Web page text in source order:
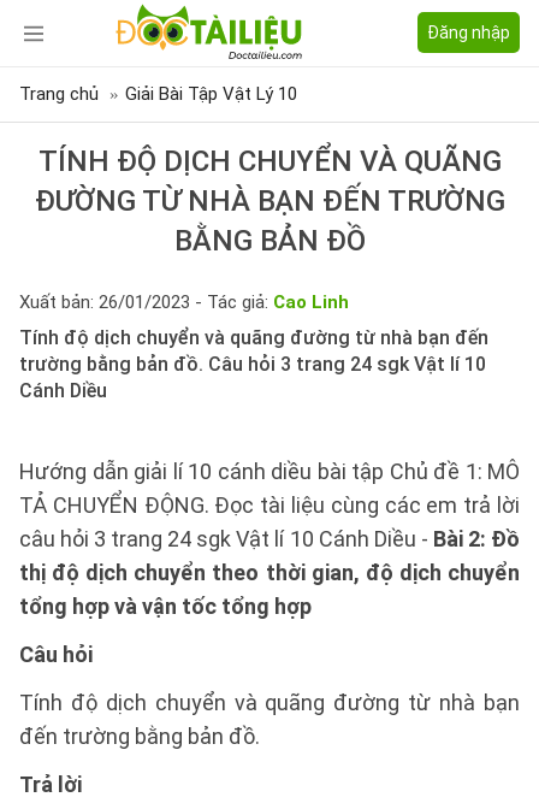
Đăng nhập
Trang chủ Giải Bài Tập Vật Lý 10
TÍNH ĐỘ DỊCH CHUYỂN VÀ QUÃNG
ĐƯỜNG TỪ NHÀ BẠN ĐẾN TRƯỜNG
BẰNG BẢN ĐỒ
Xuất bản: 26/01/2023 - Tác giả: Cao Linh
Tính độ dịch chuyển và quãng đường từ nhà bạn đến
trường bằng bản đồ. Câu hỏi 3 trang 24 sgk Vật lí 10
Cánh Diều
Hướng dẫn giải lí 10 cánh diều bài tập Chủ đề 1: MÔ
TẢ CHUYỂN ĐỘNG. Đọc tài liệu cùng các em trả lời
câu hỏi 3 trang 24 sgk Vật lí 10 Cánh Diều - Bài 2: Đồ
thị độ dịch chuyển theo thời gian, độ dịch chuyển
tổng hợp và vận tốc tổng hợp
Câu hỏi
Tính độ dịch chuyển và quãng đường từ nhà bạn
đến trường bằng bản đồ.
Trả lời